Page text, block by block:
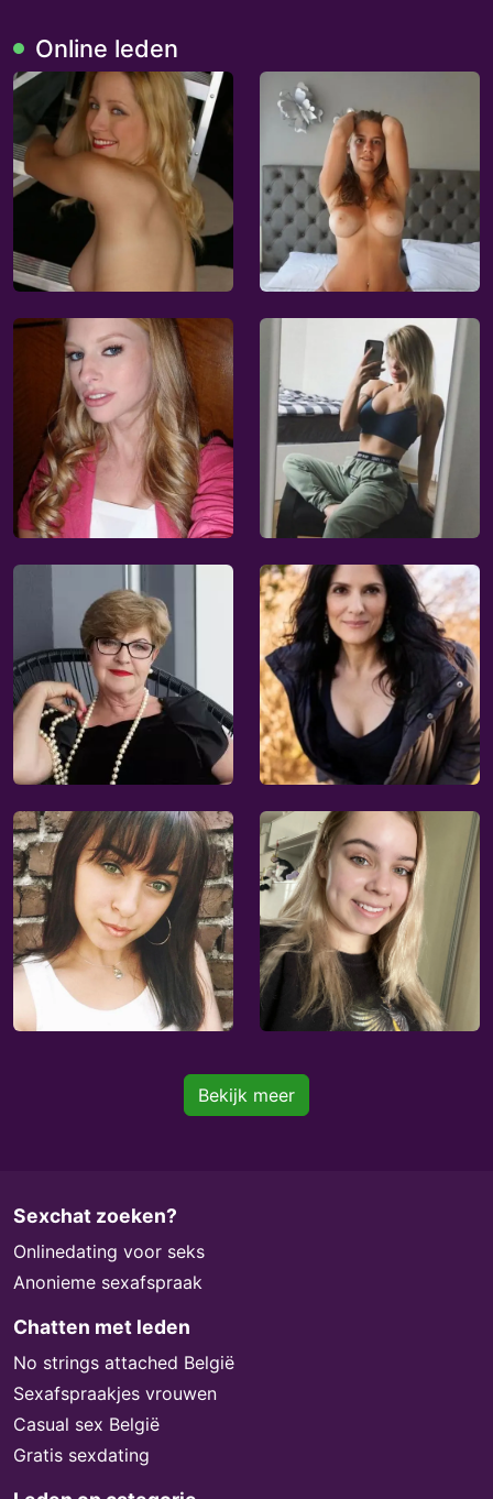
Online leden
Bekijk meer
Sexchat zoeken?
Onlinedating voor seks
Anonieme sexafspraak
Chatten met leden
No strings attached België
Sexafspraakjes vrouwen
Casual sex België
Gratis sexdating